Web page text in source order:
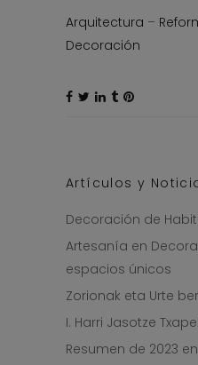
Arquitectura –
Decoración
Artículos y
Decoración de
Artesanía en
espacios únicos
Zorionak eta Urte
I. Harri Jasotze
Resumen de 2023